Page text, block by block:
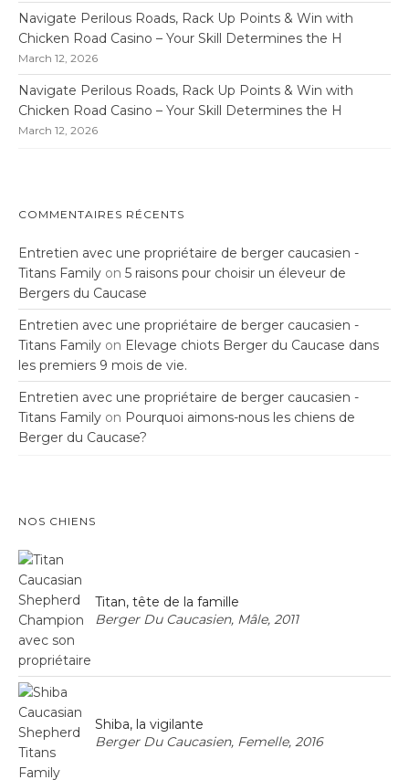
Navigate Perilous Roads, Rack Up Points & Win with
Chicken Road Casino – Your Skill Determines the H
March 12, 2026
Navigate Perilous Roads, Rack Up Points & Win with
Chicken Road Casino – Your Skill Determines the H
March 12, 2026
COMMENTAIRES RÉCENTS
Entretien avec une propriétaire de berger caucasien -
Titans Family on 5 raisons pour choisir un éleveur de
Bergers du Caucase
Entretien avec une propriétaire de berger caucasien -
Titans Family on Elevage chiots Berger du Caucase dans
les premiers 9 mois de vie.
Entretien avec une propriétaire de berger caucasien -
Titans Family on Pourquoi aimons-nous les chiens de
Berger du Caucase?
NOS CHIENS
Titan, tête de la famille
Berger Du Caucasien, Mâle, 2011
Shiba, la vigilante
Berger Du Caucasien, Femelle, 2016